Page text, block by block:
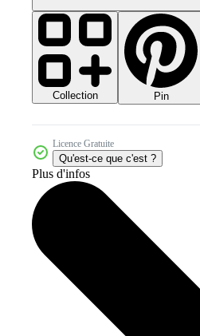
Collection Pin
Licence Gratuite
Qu'est-ce que c'est ?
Plus d'infos